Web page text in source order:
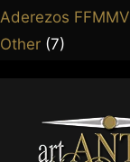
Aderezos FFMMV
Other (7)